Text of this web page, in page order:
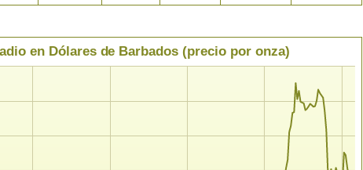
en Dólares de Barbados (precio por onza)